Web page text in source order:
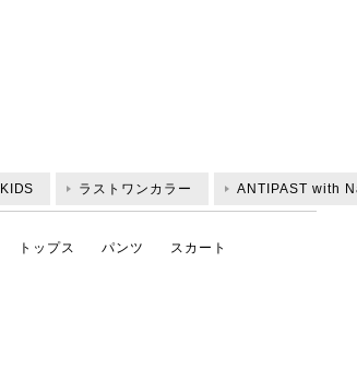
KIDS ラストワンカラー ANTIPAST with
トップス パンツ スカート